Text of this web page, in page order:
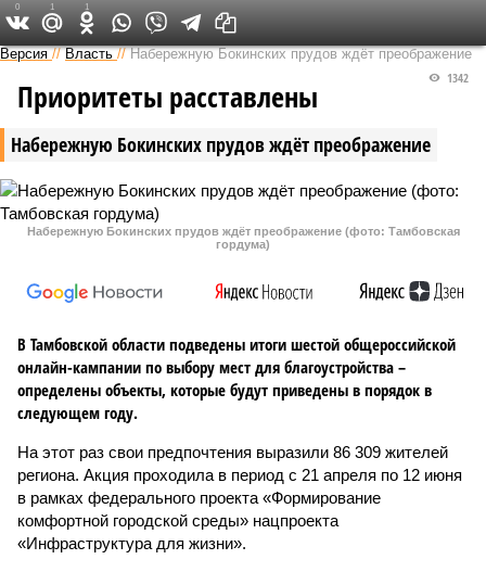
Версия в Тамбове
Версия //Власть //Набережную Бокинских прудов ждёт преображение
Набережную Бокинских прудов ждёт преображение
1342
Приоритеты расставлены
Набережную Бокинских прудов ждёт преображение (фото: Тамбовская
гордума)
В Тамбовской области подведены итоги шестой общероссийской
онлайн-кампании по выбору мест для благоустройства –
определены объекты, которые будут приведены в порядок в
следующем году.
На этот раз свои предпочтения выразили 86 309 жителей
региона. Акция проходила в период с 21 апреля по 12 июня
в рамках федерального проекта «Формирование
комфортной городской среды» нацпроекта
«Инфраструктура для жизни».
0 1 1